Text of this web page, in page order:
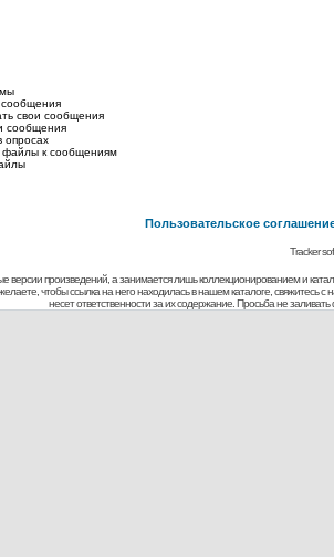
сообщения
свои сообщения
сообщения
опросах
файлы к сообщениям
Пользовательское
Tracker
версии произведений, а занимается лишь коллекционированием и
чтобы ссылка на него находилась в нашем каталоге,
несет ответственности за их содержание. Просьба не